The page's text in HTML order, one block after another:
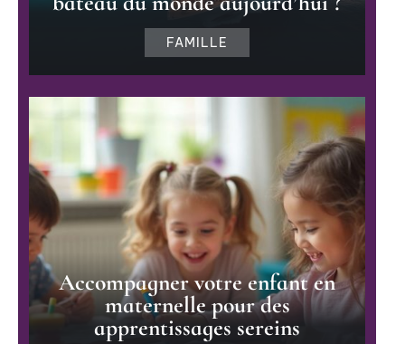
FAMILLE
Accompagner votre enfant en
maternelle pour des
apprentissages sereins